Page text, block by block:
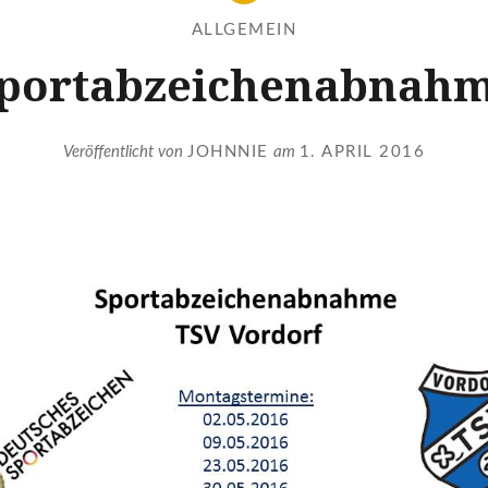
ALLGEMEIN
Veröffentlicht von JOHNNIE am 1. APRIL 2016